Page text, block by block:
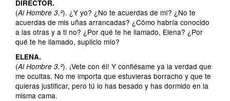
DIRECTOR.
(Al Hombre 3.º). ¿Y yo? ¿No te acuerdas de mí? ¿No te
acuerdas de mis uñas arrancadas? ¿Cómo habría conocido
a las otras y a ti no? ¿Por qué te he llamado, Elena? ¿Por
qué te he llamado, suplicio mío?
ELENA.
(Al Hombre 3.º). ¡Vete con él! Y confiésame ya la verdad que
me ocultas. No me importa que estuvieras borracho y que te
quieras justificar, pero tú lo has besado y has dormido en la
misma cama.